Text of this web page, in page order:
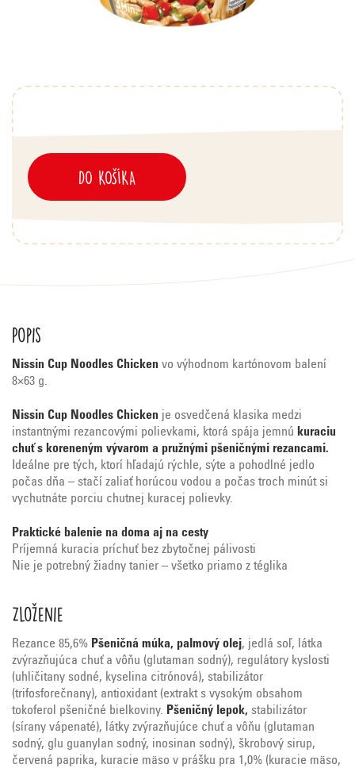
DO KOŠÍKA
Popis
Nissin Cup Noodles Chicken vo výhodnom kartónovom balení
8×63 g.
Nissin Cup Noodles Chicken je osvedčená klasika medzi
instantnými rezancovými polievkami, ktorá spája jemnú kuraciu
chuť s koreneným vývarom a pružnými pšeničnými rezancami.
Ideálne pre tých, ktorí hľadajú rýchle, sýte a pohodlné jedlo
počas dňa – stačí zaliať horúcou vodou a počas troch minút si
vychutnáte porciu chutnej kuracej polievky.
Praktické balenie na doma aj na cesty
Príjemná kuracia príchuť bez zbytočnej pálivosti
Nie je potrebný žiadny tanier – všetko priamo z téglika
Zloženie
Rezance 85,6% Pšeničná múka, palmový olej, jedlá soľ, látka
zvýrazňujúca chuť a vôňu (glutaman sodný), regulátory kyslosti
(uhličitany sodné, kyselina citrónová), stabilizátor
(trifosforečnany), antioxidant (extrakt s vysokým obsahom
tokoferol pšeničné bielkoviny. Pšeničný lepok, stabilizátor
(sírany vápenaté), látky zvýrazňujúce chuť a vôňu (glutaman
sodný, glu guanylan sodný, inosinan sodný), škrobový sirup,
červená paprika, kuracie mäso v prášku pra 1,0% (kuracie mäso,